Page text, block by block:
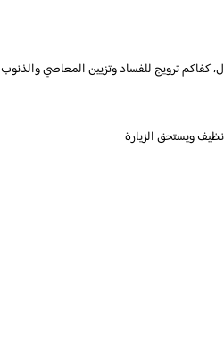
كفاكم ترويج للفساد وتزيين المعاصي والذنوب
ويستحق الزيارة